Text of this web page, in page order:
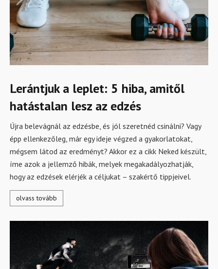
Lerántjuk a leplet: 5 hiba, amitől
hatástalan lesz az edzés
Újra belevágnál az edzésbe, és jól szeretnéd csinálni? Vagy
épp ellenkezőleg, már egy ideje végzed a gyakorlatokat,
mégsem látod az eredményt? Akkor ez a cikk Neked készült,
íme azok a jellemző hibák, melyek megakadályozhatják,
hogy az edzések elérjék a céljukat – szakértő tippjeivel.
olvass tovább